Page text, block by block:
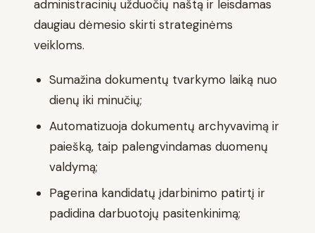
administracinių užduočių naštą ir leisdamas
daugiau dėmesio skirti strateginėms
veikloms.
Sumažina dokumentų tvarkymo laiką nuo
dienų iki minučių;
Automatizuoja dokumentų archyvavimą ir
paiešką, taip palengvindamas duomenų
valdymą;
Pagerina kandidatų įdarbinimo patirtį ir
padidina darbuotojų pasitenkinimą;